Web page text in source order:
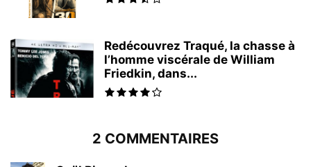
Redécouvrez Traqué, la chasse à
l’homme viscérale de William
Friedkin, dans...
2 COMMENTAIRES